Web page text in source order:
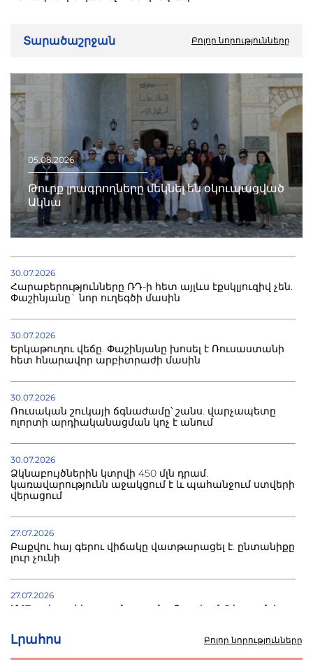
Լրահոս Բոլոր նորությունները
Տարածաշրջան Բոլոր նորությունները
05.08.2026
Թուրք լրագրողները մեկնել են օկուպացված
Ակնա
30.07.2026
Հարաբերությունները ՌԴ-ի հետ այլևս էքսկլյուզիվ չեն.
Փաշինյանը` նոր ուղեգծի մասին
30.07.2026
Երկաթուղու վեճը. Փաշինյանը խոսել է Ռուսաստանի
հետ հնարավոր արբիտրաժի մասին
30.07.2026
Ռուսական շուկայի ճգնաժամը՝ շանս. վարչապետը
ոլորտի արդիականացման կոչ է անում
30.07.2026
Ձկնաբույծներին կտրվի 450 մլն դրամ.
կառավարությունն աջակցում է և պահանջում ստվերի
վերացում
27.07.2026
Բաքվու հայ գերու վիճակը վատթարացել է. ընտանիքը
լուր չունի
27.07.2026
Մ-17 աշխարհի առաջնությունը Բաքվում. 5 հայ ըմբիշ
22.07.2026